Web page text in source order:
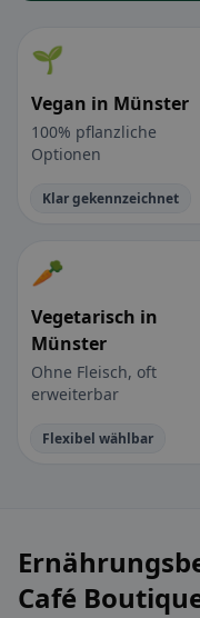
🌱
Vegan in Münster
100% pflanzliche
Optionen
Klar gekennzeichnet
🥕
Vegetarisch in
Münster
Ohne Fleisch, oft
erweiterbar
Flexibel wählbar
Café